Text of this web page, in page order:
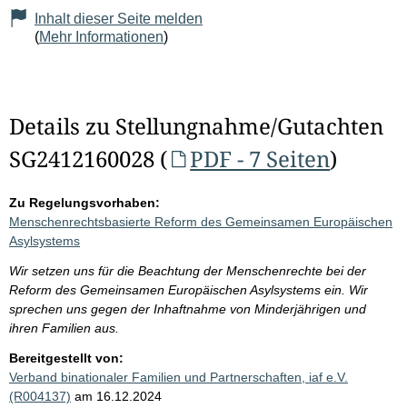
Inhalt dieser Seite melden
(Mehr Informationen)
Details zu Stellungnahme/Gutachten
SG2412160028 (
PDF - 7 Seiten)
Zu Regelungsvorhaben:
Menschenrechtsbasierte Reform des Gemeinsamen Europäischen
Asylsystems
Wir setzen uns für die Beachtung der Menschenrechte bei der
Reform des Gemeinsamen Europäischen Asylsystems ein. Wir
sprechen uns gegen der Inhaftnahme von Minderjährigen und
ihren Familien aus.
Bereitgestellt von:
Verband binationaler Familien und Partnerschaften, iaf e.V.
(R004137) am 16.12.2024